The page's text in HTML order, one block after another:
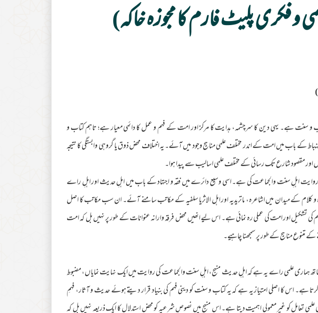
و فکری پلیٹ فارم کا مجوزہ خاکہ)
و سنت ہے۔ یہی دین کا سرچشمہ، ہدایت کا مرکز اور امت کے فہم و عمل کا دائمی معیار ہے؛ تاہم کتاب و
کے باب میں امت کے اندر مختلف علمی مناہج وجود میں آئے۔ یہ اختلاف محض ذوق یا گروہی وابستگی کا نتیجہ
مقصود شارع تک رسائی کے مختلف علمی اسالیب سے پیدا ہوا۔
اہلِ سنت والجماعت کی ہے۔ اسی وسیع دائرے میں فقہ و اجتہاد کے باب میں اہلِ حدیث اور اہلِ راے
کے میدان میں اشاعرہ، ماتریدیہ اور اہل الاثریا سلفیہ کے مکاتب سامنے آئے۔ ان سب مکاتب کا اصل
تشکیل اور امت کی عملی رہ نمائی ہے۔ اس لیے انھیں محض فرقہ وارانہ عنوانات کے طور پر نہیں بل کہ امت
متنوع مناہج کے طور پر سمجھنا چاہیے۔
ہماری علمی راے یہ ہے کہ اہلِ حدیث منہج، اہلِ سنت والجماعت کی روایت میں ایک نہایت نمایاں، مضبوط
ہے۔ اس کا اصلی امتیاز یہ ہے کہ یہ کتاب و سنت کو دینی فہم کی بنیاد قرار دیتے ہوئے حدیث و آثار، فہمِ
تعامل کو غیر معمولی اہمیت دیتا ہے۔ اس منہج میں نصوصِ شرعیہ کو محض استدلال کا ایک ذریعہ نہیں بل کہ